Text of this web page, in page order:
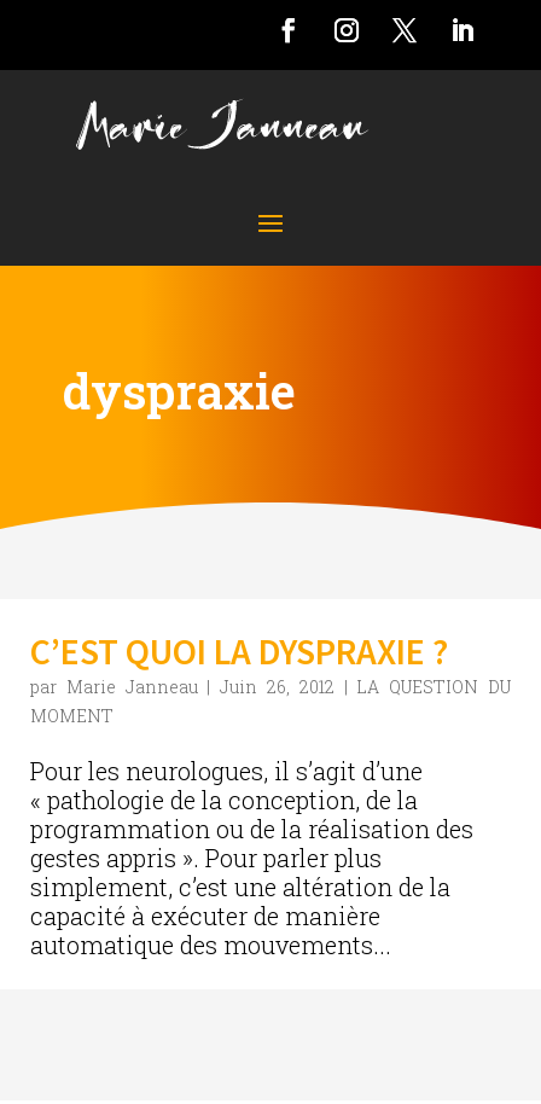
dyspraxie
C’EST QUOI LA DYSPRAXIE ?
par Marie Janneau|Juin 26, 2012 | LA QUESTION DU
MOMENT
Pour les neurologues, il s’agit d’une
« pathologie de la conception, de la
programmation ou de la réalisation des
gestes appris ». Pour parler plus
simplement, c’est une altération de la
capacité à exécuter de manière
automatique des mouvements...